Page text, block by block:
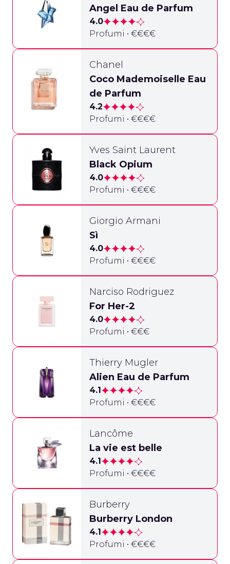
Angel Eau de Parfum
4.0
Profumi • €€€€
Chanel
Coco Mademoiselle Eau
de Parfum
4.2
Profumi • €€€€
Yves Saint Laurent
Black Opium
4.0
Profumi • €€€€
Giorgio Armani
Sì
4.0
Profumi • €€€€
Narciso Rodriguez
For Her-2
4.0
Profumi • €€€
Thierry Mugler
Alien Eau de Parfum
4.1
Profumi • €€€€
Lancôme
La vie est belle
4.1
Profumi • €€€€
Burberry
Burberry London
4.1
Profumi • €€€€